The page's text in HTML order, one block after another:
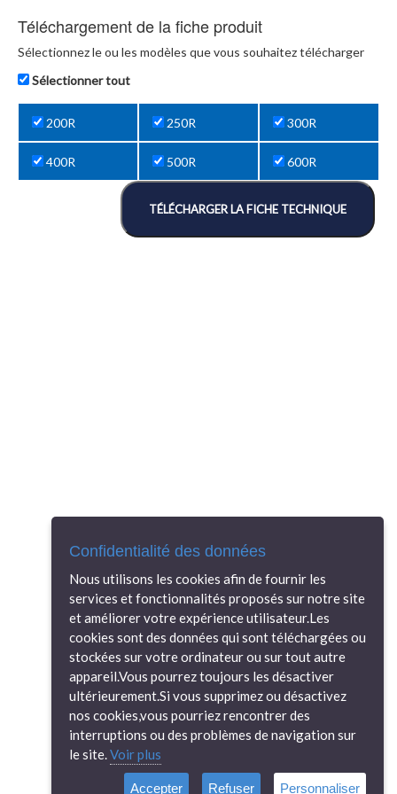
Téléchargement de la fiche produit
Sélectionnez le ou les modèles que vous souhaitez télécharger
Sélectionner tout
200R 250R 300R
400R 500R 600R
Confidentialité des données
Nous utilisons les cookies afin de fournir les
services et fonctionnalités proposés sur notre site
et améliorer votre expérience utilisateur.Les
cookies sont des données qui sont téléchargées ou
stockées sur votre ordinateur ou sur tout autre
appareil.Vous pourrez toujours les désactiver
ultérieurement.Si vous supprimez ou désactivez
nos cookies,vous pourriez rencontrer des
interruptions ou des problèmes de navigation sur
le site.Voir plus
Accepter Refuser Personnaliser